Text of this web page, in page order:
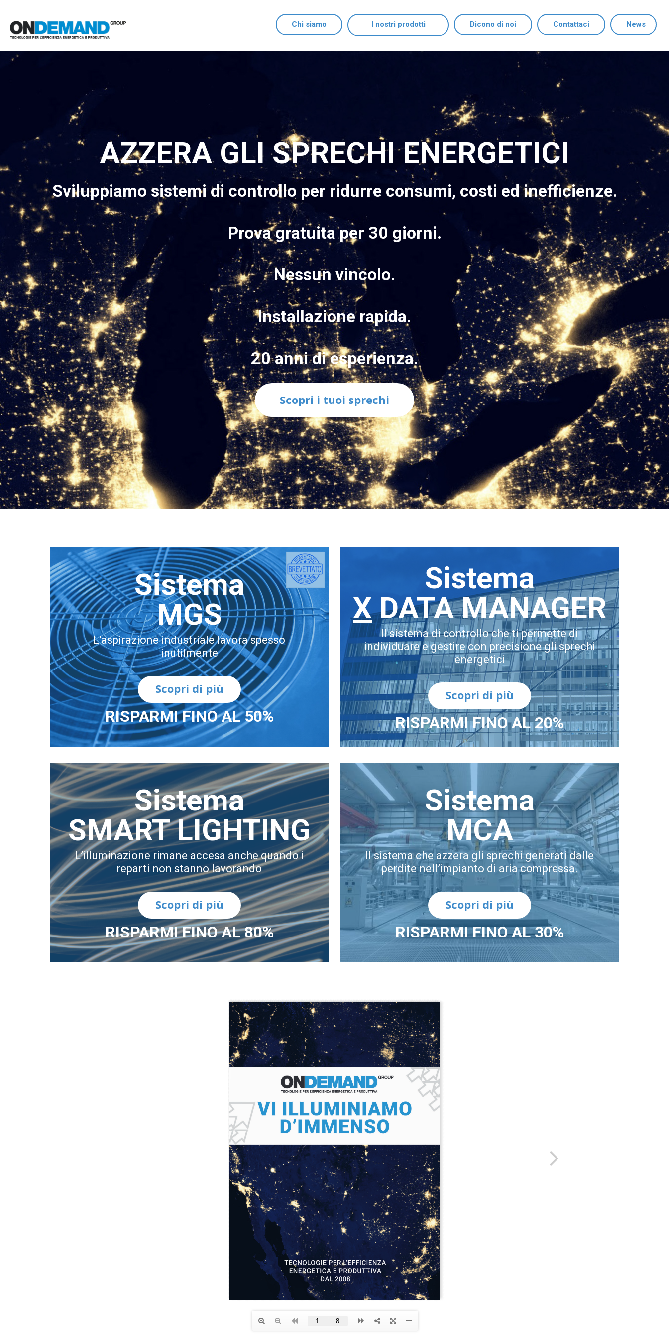
main
Chi siamo I nostri prodotti Dicono di noi Contattaci News
AZZERA GLI SPRECHI ENERGETICI
Sviluppiamo sistemi di controllo per ridurre consumi, costi ed inefficienze.
Prova gratuita per 30 giorni.
Nessun vincolo.
Installazione rapida.
20 anni di esperienza.
Scopri i tuoi sprechi
Sistema
MGS
L’aspirazione industriale lavora spesso
inutilmente
Scopri di più
RISPARMI FINO AL 50%
Sistema
XDATA MANAGER
Il sistema di controllo che ti permette di
individuare e gestire con precisione gli sprechi
energetici
Scopri di più
RISPARMI FINO AL 20%
Sistema
SMART LIGHTING
L’illuminazione rimane accesa anche quando i
reparti non stanno lavorando
Scopri di più
RISPARMI FINO AL 80%
Sistema
MCA
Il sistema che azzera gli sprechi generati dalle
perdite nell’impianto di aria compressa.
Scopri di più
RISPARMI FINO AL 30%